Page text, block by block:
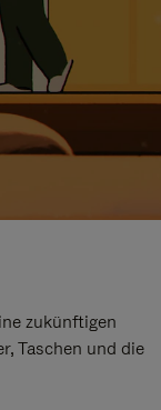
zukünftigen
Taschen und die